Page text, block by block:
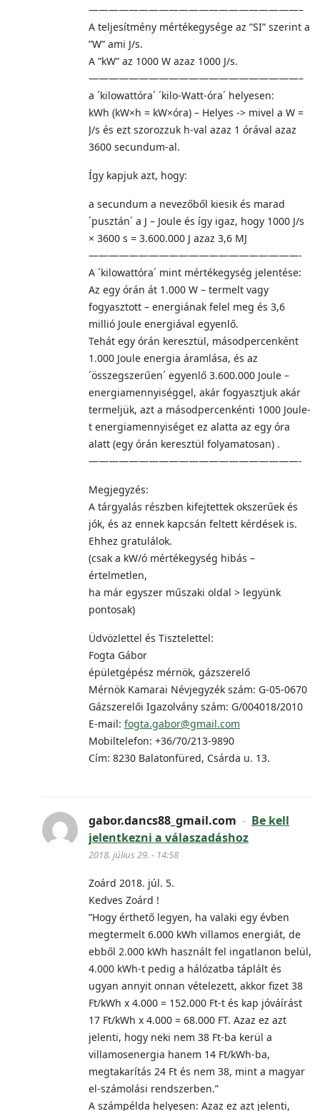
—————————————————————–
A teljesítmény mértékegysége az ”SI” szerint a
”W” ami J/s.
A ”kW” az 1000 W azaz 1000 J/s.
—————————————————————–
a ´kilowattóra´ ´kilo-Watt-óra´ helyesen:
kWh (kW×h = kW×óra) – Helyes -> mivel a W =
J/s és ezt szorozzuk h-val azaz 1 órával azaz
3600 secundum-al.
Így kapjuk azt, hogy:
a secundum a nevezőből kiesik és marad
´pusztán´ a J – Joule és így igaz, hogy 1000 J/s
× 3600 s = 3.600.000 J azaz 3,6 MJ
—————————————————————-
A ´kilowattóra´ mint mértékegység jelentése:
Az egy órán át 1.000 W – termelt vagy
fogyasztott – energiának felel meg és 3,6
millió Joule energiával egyenlő.
Tehát egy órán keresztül, másodpercenként
1.000 Joule energia áramlása, és az
´összegszerűen´ egyenlő 3.600.000 Joule –
energiamennyiséggel, akár fogyasztjuk akár
termeljük, azt a másodpercenkénti 1000 Joule-
t energiamennyiséget ez alatta az egy óra
alatt (egy órán keresztül folyamatosan) .
—————————————————————-
Megjegyzés:
A tárgyalás részben kifejtettek okszerűek és
jók, és az ennek kapcsán feltett kérdések is.
Ehhez gratulálok.
(csak a kW/ó mértékegység hibás –
értelmetlen,
ha már egyszer műszaki oldal > legyünk
pontosak)
Üdvözlettel és Tisztelettel:
Fogta Gábor
épületgépész mérnök, gázszerelő
Mérnök Kamarai Névjegyzék szám: G-05-0670
Gázszerelői Igazolvány szám: G/004018/2010
E-mail: fogta.gabor@gmail.com
Mobiltelefon: +36/70/213-9890
Cím: 8230 Balatonfüred, Csárda u. 13.
gabor.dancs88_gmail.com - Be kell
jelentkezni a válaszadáshoz
2018. július 29. - 14:58
Zoárd 2018. júl. 5.
Kedves Zoárd !
”Hogy érthető legyen, ha valaki egy évben
megtermelt 6.000 kWh villamos energiát, de
ebből 2.000 kWh használt fel ingatlanon belül,
4.000 kWh-t pedig a hálózatba táplált és
ugyan annyit onnan vételezett, akkor fizet 38
Ft/kWh x 4.000 = 152.000 Ft-t és kap jóváírást
17 Ft/kWh x 4.000 = 68.000 FT. Azaz ez azt
jelenti, hogy neki nem 38 Ft-ba kerül a
villamosenergia hanem 14 Ft/kWh-ba,
megtakarítás 24 Ft és nem 38, mint a magyar
el-számolási rendszerben.”
A számpélda helyesen: Azaz ez azt jelenti,